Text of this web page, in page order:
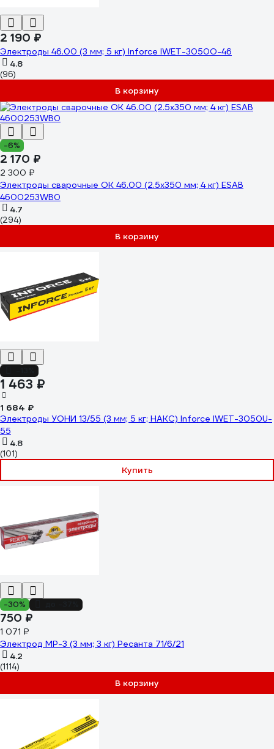
2 190 ₽
Электроды 46.00 (3 мм; 5 кг) Inforce IWET-3050O-46
4.8
(96)
В корзину
-6%
2 170 ₽
2 300 ₽
Электроды сварочные OK 46.00 (2.5х350 мм; 4 кг) ESAB
4600253WB0
4.7
(294)
В корзину
1 463 ₽
1 684 ₽
Электроды УОНИ 13/55 (3 мм; 5 кг; НАКС) Inforce IWET-3050U-
55
4.8
(101)
Купить
-30%
750 ₽
1 071 ₽
Электрод МР-3 (3 мм; 3 кг) Ресанта 71/6/21
4.2
(1114)
В корзину